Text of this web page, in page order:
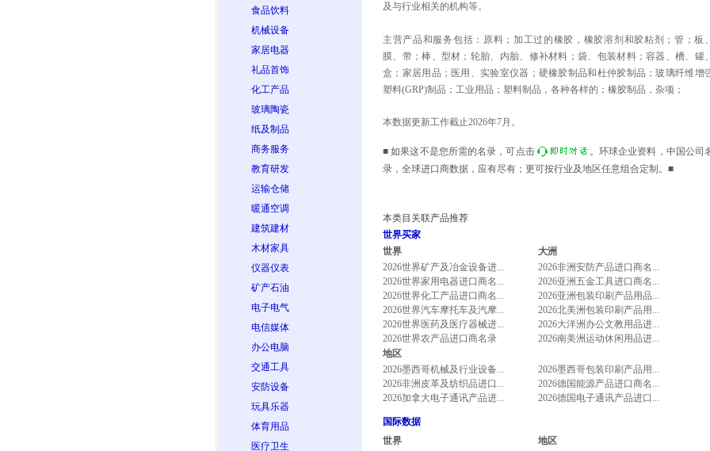
食品饮料
机械设备
家居电器
礼品首饰
化工产品
玻璃陶瓷
纸及制品
商务服务
教育研发
运输仓储
暖通空调
建筑建材
木材家具
仪器仪表
矿产石油
电子电气
电信媒体
办公电脑
交通工具
安防设备
玩具乐器
体育用品
医疗卫生
及与行业相关的机构等。
主营产品和服务包括：原料；加工过的橡胶，橡胶溶剂和胶粘剂；管；板
膜、带；棒、型材；轮胎、内胎、修补材料；袋、包装材料；容器、槽、罐
盒；家居用品；医用、实验室仪器；硬橡胶制品和杜仲胶制品；玻璃纤维增
塑料(GRP)制品；工业用品；塑料制品，各种各样的；橡胶制品，杂项；
本数据更新工作截止2026年7月。
■ 如果这不是您所需的名录，可点击
。环球企业资料，中国公司
录，全球进口商数据，应有尽有；更可按行业及地区任意组合定制。■
本类目关联产品推荐
世界买家
世界
2026世界矿产及冶金设备进...
2026世界家用电器进口商名...
2026世界化工产品进口商名...
2026世界汽车摩托车及汽摩...
2026世界医药及医疗器械进...
2026世界农产品进口商名录
大洲
2026非洲安防产品进口商名...
2026亚洲五金工具进口商名...
2026亚洲包装印刷产品用品...
2026北美洲包装印刷产品用...
2026大洋洲办公文教用品进...
2026南美洲运动休闲用品进...
地区
2026墨西哥机械及行业设备...
2026墨西哥包装印刷产品用...
2026非洲皮革及纺织品进口...
2026德国能源产品进口商名...
2026加拿大电子通讯产品进...
2026德国电子通讯产品进口...
国际数据
世界
地区